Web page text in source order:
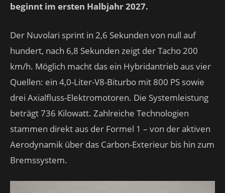
beginnt im ersten Halbjahr 2027.
Der Nuvolari sprint in 2,6 Sekunden von null auf
hundert, nach 6,8 Sekunden zeigt der Tacho 200
km/h. Möglich macht das ein Hybridantrieb aus vier
Quellen: ein 4,0-Liter-V8-Biturbo mit 800 PS sowie
drei Axialfluss-Elektromotoren. Die Systemleistung
beträgt 736 Kilowatt. Zahlreiche Technologien
stammen direkt aus der Formel 1 – von der aktiven
Aerodynamik über das Carbon-Exterieur bis hin zum
Bremssystem.